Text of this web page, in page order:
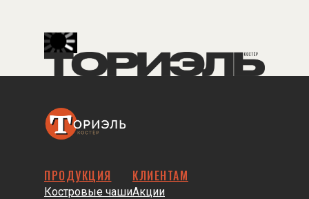
ПРОДУКЦИЯ
Костровые чаши
КЛИЕНТАМ
Акции